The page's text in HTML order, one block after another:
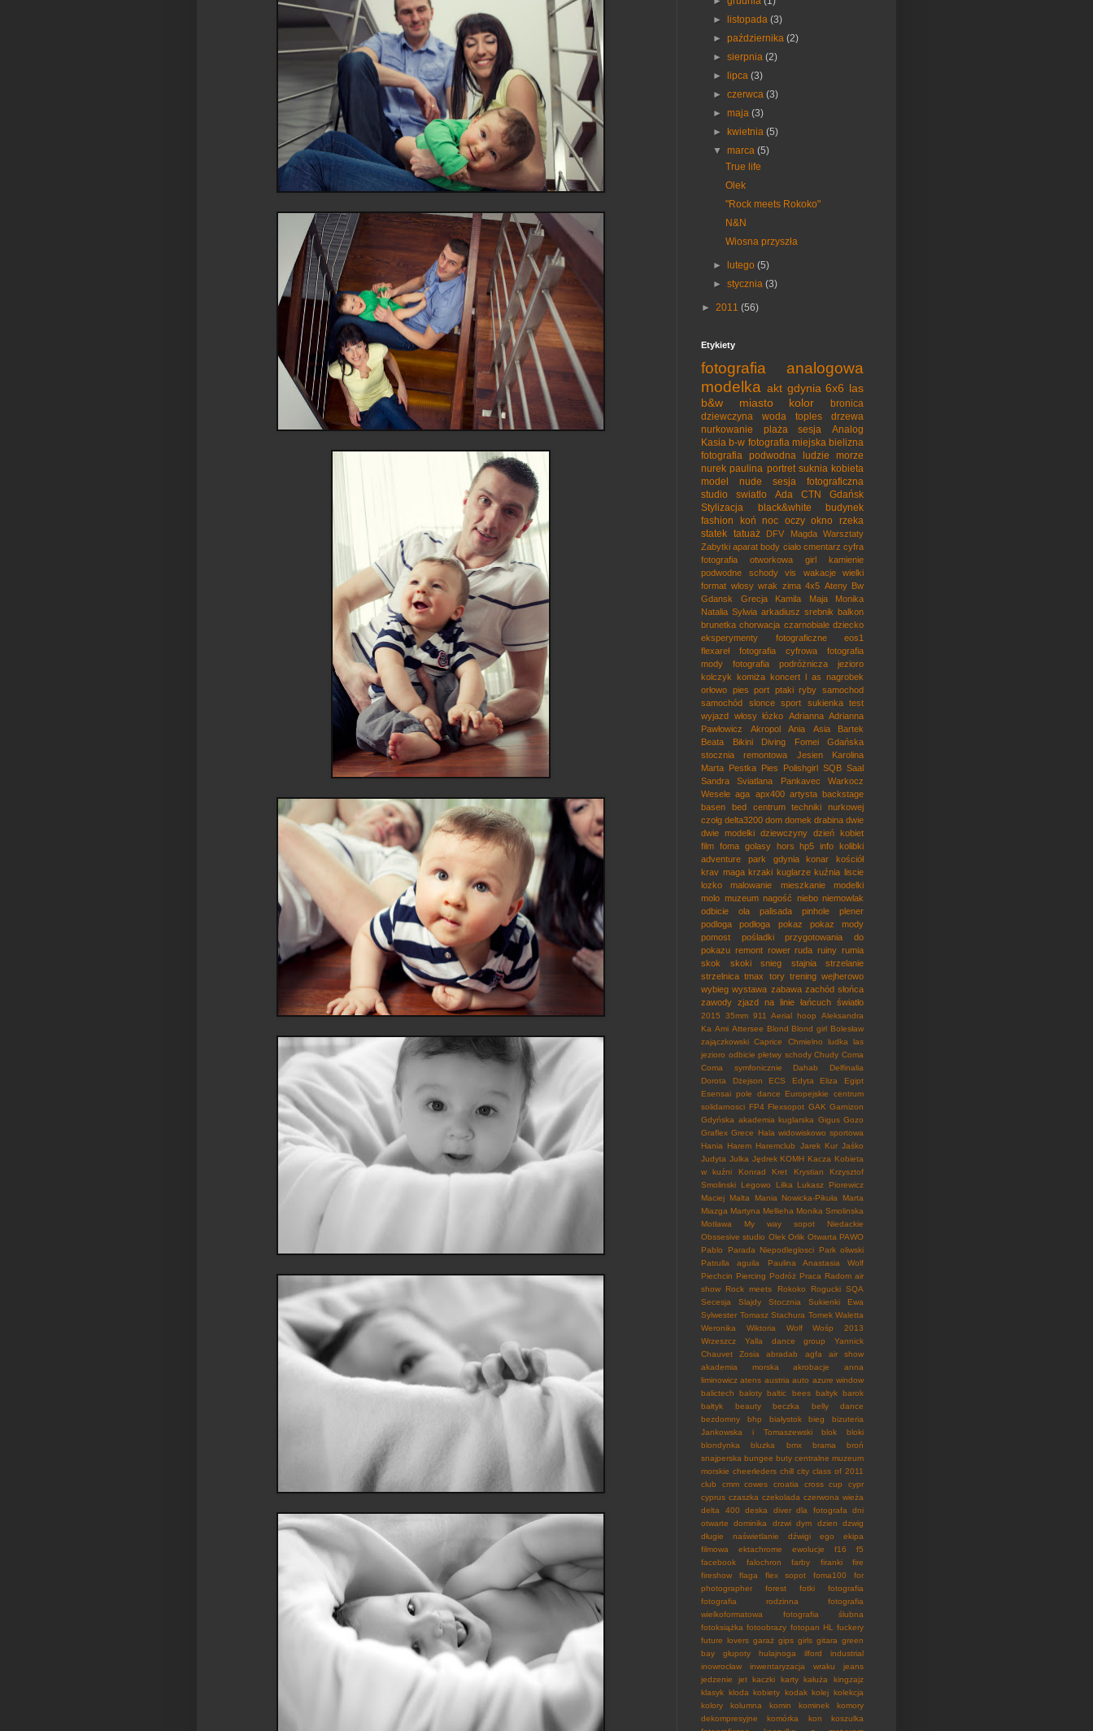
►
listopada(3)
►października(2)
►sierpnia(2)
►
lipca(3)
►czerwca(3)
►maja(3)
►
kwietnia(5)
▼marca(5)
True life
Olek
"Rock meets Rokoko"
N&N
Wiosna przyszła
► lutego(5)
►stycznia(3)
► 2011 (56)
Etykiety
fotografia analogowa
modelka akt gdynia 6x6 las
b&w
miasto kolor
bronica
dziewczyna
woda toples
drzewa
nurkowanie
plaża sesja
Analog
Kasia b-w fotografia miejska bielizna
fotografia podwodna
ludzie
morze
nurek paulina portret suknia kobieta
model
nude
sesja fotograficzna
studio
swiatlo Ada CTN
Gdańsk
Stylizacja
black&white
budynek
fashion
koń noc oczy okno
rzeka
statek tatuaż DFV Magda
Warsztaty
Zabytki aparat body ciało cmentarz cyfra
fotografia otworkowa
girl
kamienie
podwodne
schody vis wakacje
wielki
format wlosy wrak zima 4x5 Ateny Bw
Gdansk
Grecja Kamila Maja
Monika
Natalia Sylwia arkadiusz srebnik balkon
brunetka chorwacja czarnobiale dziecko
eksperymenty fotograficzne
eos1
flexareł
fotografia cyfrowa
fotografia
mody
fotografia podróżnicza
jezioro
kolczyk komiża koncert l as nagrobek
orłowo pies port ptaki ryby samochod
samochód
slonce sport sukienka
test
wyjazd włosy łózko Adrianna Adrianna
Pawłowicz
Akropol Ania Asia
Bartek
Beata
Bikini Diving Fomei
Gdańska
stocznia remontowa
Jesien
Karolina
Marta Pestka Pies Polishgirl SQB Saal
Sandra
Sviatlana Pankavec
Warkocz
Wesele aga apx400 artysta backstage
basen
bed
centrum techniki nurkowej
czołg delta3200 dom domek drabina dwie
dwie modelki dziewczyny dzień kobiet
film foma golasy hors hp5 info kolibki
adventure park gdynia
konar
kościół
krav maga krzaki kuglarze kuźnia liscie
lozko
malowanie mieszkanie
modelki
molo muzeum nagość niebo niemowlak
odbicie
ola palisada pinhole
plener
podloga
podłoga pokaz
pokaz mody
pomost
pośladki
przygotowania do
pokazu remont rower ruda ruiny rumia
skok
skoki snieg stajnia
strzelanie
strzelnica tmax tory trening wejherowo
wybieg wystawa zabawa zachód słońca
zawody zjazd na linie łańcuch światło
2015 35mm 911 Aerial hoop
Aleksandra
Ka Ami Attersee Blond Blond girl Bolesław
zajączkowski Caprice
Chmielno ludka las
jezioro odbicie płetwy schody Chudy Coma
Coma symfonicznie
Dahab
Delfinalia
Dorota
Dżejson ECS Edyta Eliza
Egipt
Esensai pole dance
Europejskie centrum
solidarnosci FP4 Flexsopot GAK Garnizon
Gdyńska akademia kuglarska Gigus Gozo
Graflex Grece
Hala widowiskowo sportowa
Hania
Harem Haremclub Jarek Kur Jaśko
Judyta Julka Jędrek KOMH Kacza Kobieta
w kuźni
Konrad Kret Krystian
Krzysztof
Smolinski
Legowo Lilka
Lukasz Piorewicz
Maciej
Malta Mania Nowicka-Pikuła
Marta
Miazga Martyna Mellieha Monika Smolinska
Motława
My way sopot
Niedackie
Obssesive studio Olek Orlik Otwarta PAWO
Pablo
Parada Niepodleglosci
Park oliwski
Patrulla aguila
Paulina Anastasia Wolf
Piechcin Piercing Podróż Praca Radom air
show
Rock meets Rokoko Rogucki SQA
Secesja
Slajdy Stocznia
Sukienki Ewa
Sylwester Tomasz Stachura Tomek Waletta
Weronika
Wiktoria Wolf
Wośp 2013
Wrzeszcz
Yalla dance group
Yannick
Chauvet
Zosia abradab agfa
air show
akademia morska
akrobacje
anna
liminowicz atens austria auto azure window
balictech
baloty baltic bees baltyk barok
bałtyk
beauty beczka
belly dance
bezdomny
bhp białystok bieg
bizuteria
Jankowska i Tomaszewski
blok
bloki
blondynka
bluzka bmx brama
broń
snajperska bungee buty centralne muzeum
morskie cheerleders chill city class of 2011
club
cmm cowes croatia cross cup
cypr
cyprus czaszka czekolada czerwona wieża
delta 400
deska diver dla fotografa
dni
otwarte
dominika drzwi dym dzien
dzwig
długie naświetlanie
dźwigi ego
ekipa
filmowa
ektachrome ewolucje f16
f5
facebook
falochron farby firanki
fire
fireshow
flaga flex sopot foma100
for
photographer
forest fotki
fotografia
fotografia rodzinna
fotografia
wielkoformatowa
fotografia ślubna
fotoksiążka fotoobrazy fotopan HL
fuckery
future lovers garaż gips girls gitara green
bay
głupoty hulajnoga ilford
industrial
inowrocław
inwentaryzacja wraku
jeans
jedzenie
jet kaczki karty kałuża
kingzajz
klasyk kloda kobiety kodak kolej kolekcja
kolory
kolumna komin kominek
komory
dekompresyjne
komórka kon
koszulka